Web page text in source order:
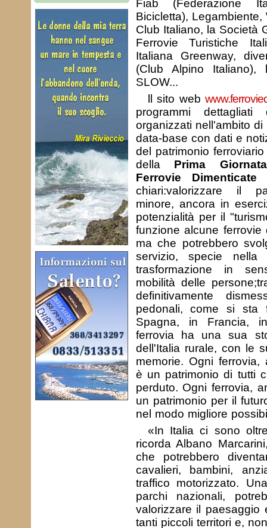
Fiab (Federazione
Bicicletta), Legambiente,
Club Italiano, la Società
Ferrovie Turistiche
Italiana Greenway,
(Club Alpino Italiano),
SLOW...
ll sito web
programmi
organizzati nell'ambito
data-base con dati e
del patrimonio
della Prima
Ferrovie Dimenticate
chiari:valorizzare il
minore, ancora in
potenzialità per il
funzione alcune
ma che potrebbero
servizio, specie
trasformazione in
mobilità delle
definitivamente
pedonali, come si sta
Spagna, in Francia,
ferrovia ha una sua
dell'Italia rurale, con le
memorie. Ogni ferrovia,
è un patrimonio di tutti
perduto. Ogni ferrovia,
un patrimonio per il
nel modo migliore
«In Italia ci sono
ricorda Albano
che potrebbero
cavalieri, bambini,
traffico motorizzato.
parchi nazionali,
valorizzare il paesaggio
tanti piccoli territori e,